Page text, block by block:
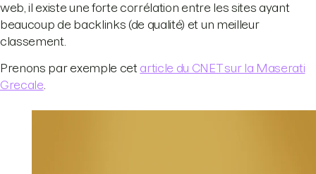
web, il existe une forte corrélation entre les sites ayant
beaucoup de backlinks (de qualité) et un meilleur
classement.
Prenons par exemple cet article du CNET sur la Maserati
Grecale